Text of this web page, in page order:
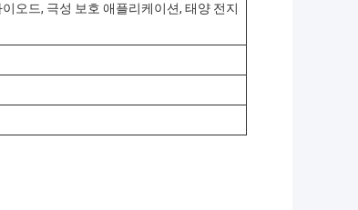
오드, 극성 보호 애플리케이션, 태양 전지